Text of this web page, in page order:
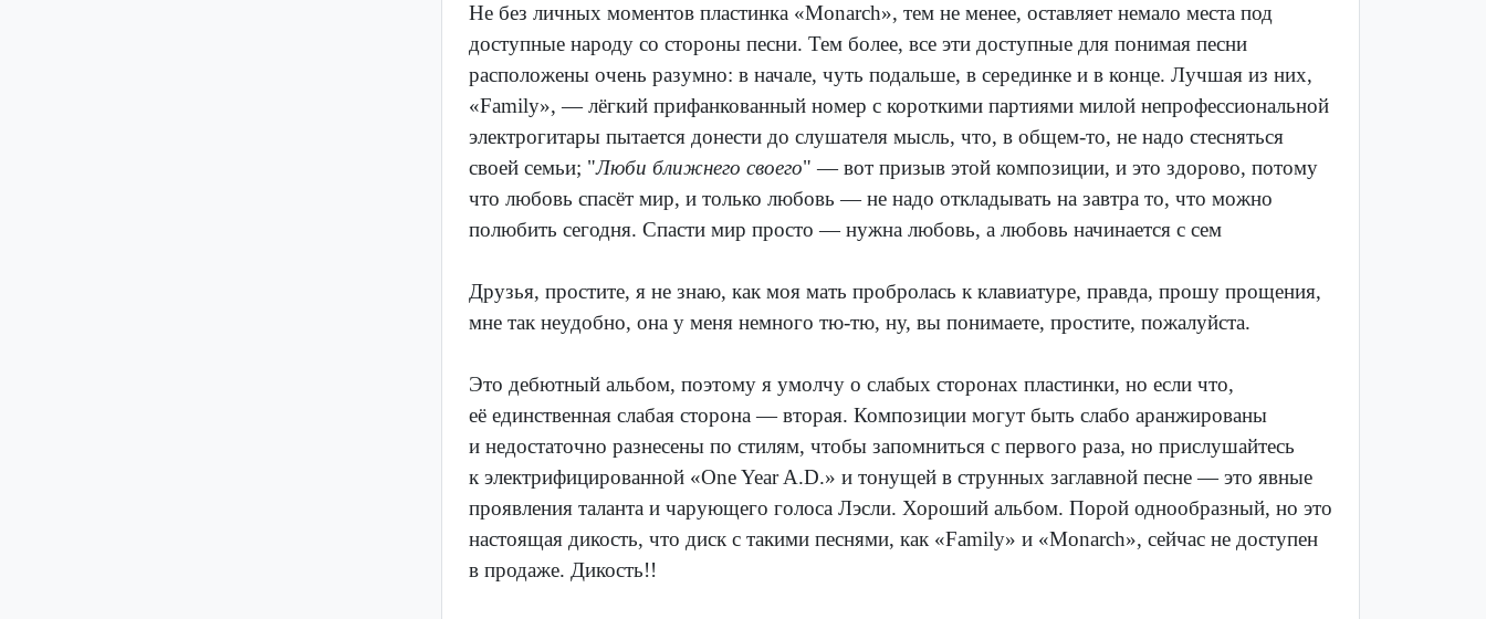
Не без личных моментов пластинка «Monarch», тем не менее, оставляет немало места под
доступные народу со стороны песни. Тем более, все эти доступные для понимая песни
расположены очень разумно: в начале, чуть подальше, в серединке и в конце. Лучшая из них,
«Family», — лёгкий прифанкованный номер с короткими партиями милой непрофессиональной
электрогитары пытается донести до слушателя мысль, что, в общем-то, не надо стесняться
своей семьи; "Люби ближнего своего" — вот призыв этой композиции, и это здорово, потому
что любовь спасёт мир, и только любовь — не надо откладывать на завтра то, что можно
полюбить сегодня. Спасти мир просто — нужна любовь, а любовь начинается с сем
Друзья, простите, я не знаю, как моя мать пробролась к клавиатуре, правда, прошу прощения,
мне так неудобно, она у меня немного тю-тю, ну, вы понимаете, простите, пожалуйста.
Это дебютный альбом, поэтому я умолчу о слабых сторонах пластинки, но если что,
её единственная слабая сторона — вторая. Композиции могут быть слабо аранжированы
и недостаточно разнесены по стилям, чтобы запомниться с первого раза, но прислушайтесь
к электрифицированной «One Year A.D.» и тонущей в струнных заглавной песне — это явные
проявления таланта и чарующего голоса Лэсли. Хороший альбом. Порой однообразный, но это
настоящая дикость, что диск с такими песнями, как «Family» и «Monarch», сейчас не доступен
в продаже. Дикость!!